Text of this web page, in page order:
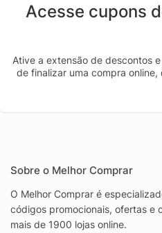
Acesse cupons
Ative a extensão de descontos
de finalizar uma compra
Sobre o Melhor Comprar
O Melhor Comprar é
códigos promocionais, ofertas e
mais de 1900 lojas online.